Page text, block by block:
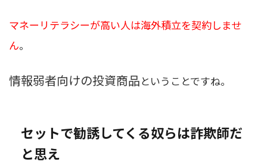
マネーリテラシーが高い人は海外積立を契約しませ
ん。
情報弱者向けの投資商品ということですね。
セットで勧誘してくる奴らは詐欺師だ
と思え